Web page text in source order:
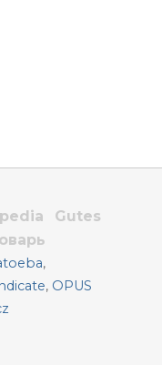
Gutes
,
, OPUS